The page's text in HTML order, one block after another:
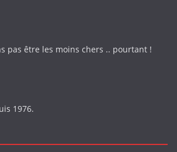
pas être les moins chers .. pourtant !
1976.